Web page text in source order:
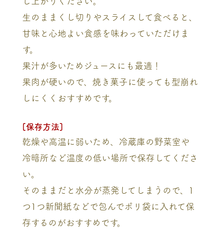
生のままくし切りやスライスして食べると、
甘味と心地よい食感を味わっていただけま
す。
果汁が多いためジュースにも最適！
果肉が硬いので、焼き菓子に使っても型崩れ
しにくくおすすめです。
[保存方法]
乾燥や高温に弱いため、冷蔵庫の野菜室や
冷暗所など温度の低い場所で保存してくださ
い。
そのままだと水分が蒸発してしまうので、1
つ1つ新聞紙などで包んでポリ袋に入れて保
存するのがおすすめです。